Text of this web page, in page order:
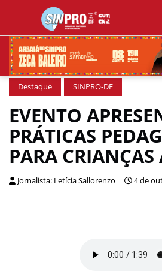
Destaque SINPRO-DF
EVENTO
PRÁTICAS
PARA CRIANÇAS
Jornalista: Letícia Sallorenzo 4 de